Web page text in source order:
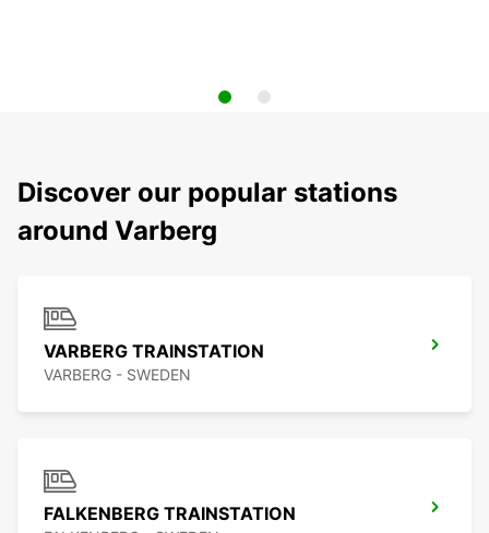
Discover our popular stations
around Varberg
VARBERG TRAINSTATION
VARBERG - SWEDEN
FALKENBERG TRAINSTATION